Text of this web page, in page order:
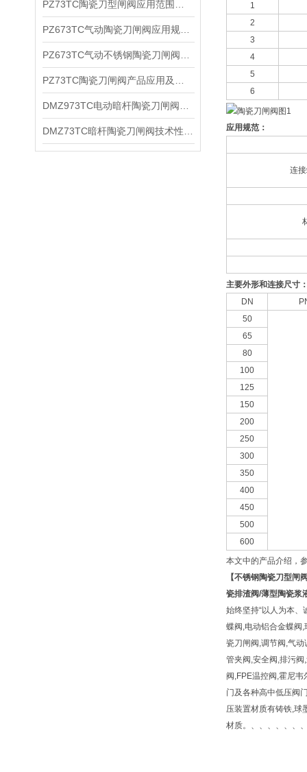
1
2
3
4
5
6
应用规范：
连
主要外形和连接尺寸
DN
50
65
80
100
125
150
200
250
300
350
400
450
500
600
本文中的产品介绍，
【不锈钢陶瓷刀型闸
瓷排渣阀/薄型陶瓷浆
始终坚持“以人为本
蝶阀,电动铝合金蝶阀
瓷刀闸阀,调节阀,气
管夹阀,安全阀,排污
阀,FPE温控阀,霍尼
门及各种高中低压阀
压装置材质有铸铁,球
材质。、、、、、、